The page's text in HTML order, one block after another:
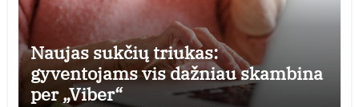
Naujas sukčių triukas:
gyventojams vis dažniau skambina
per „Viber“